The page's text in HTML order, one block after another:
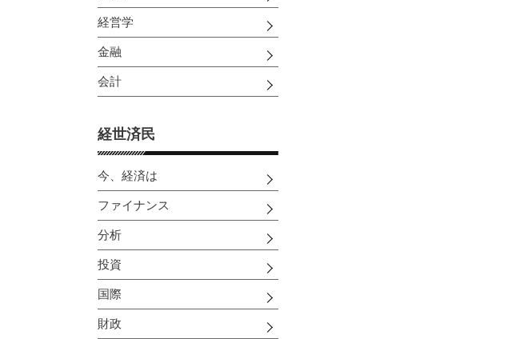
経営学
金融
会計
経世済民
今、経済は
ファイナンス
分析
投資
国際
財政